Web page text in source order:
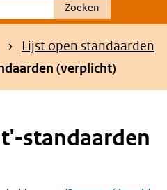
Zoeken
Lijst open standaarden
(verplicht)
standaarden